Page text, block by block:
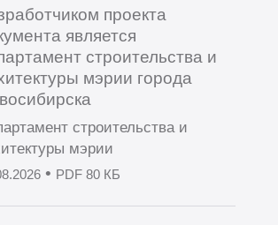
проекта
является
строительства и
мэрии города
строительства и
мэрии
• PDF 80 КБ